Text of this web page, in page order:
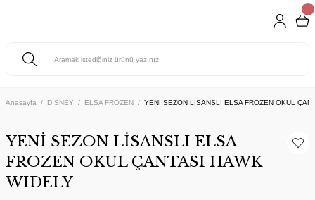
Anasayfa DISNEY ELSA FROZEN YENİ SEZON LİSANSLI ELSA FROZEN OKUL
YENİ SEZON LİSANSLI ELSA
FROZEN OKUL ÇANTASI HAWK
WIDELY